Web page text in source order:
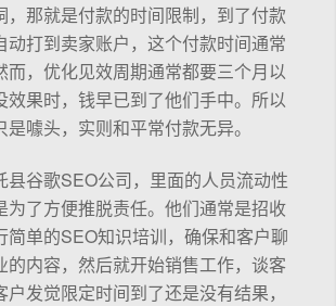
，那就是付款的时间限制，到了付款
动打到卖家账户，这个付款时间通常
而，优化见效周期通常都要三个月以
效果时，钱早已到了他们手中。所以
噱头，实则和平常付款无异。
县谷歌SEO公司，里面的人员流动性
为了方便推脱责任。他们通常是招收
简单的SEO知识培训，确保和客户聊
的内容，然后就开始销售工作，谈客
发觉限定时间到了还是没有结果，